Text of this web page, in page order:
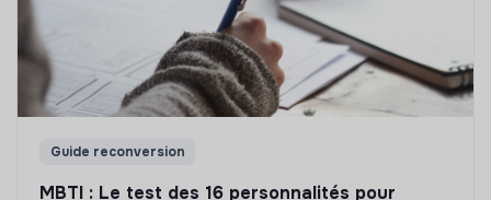
Guide reconversion
MBTI : Le test des 16 personnalités pour